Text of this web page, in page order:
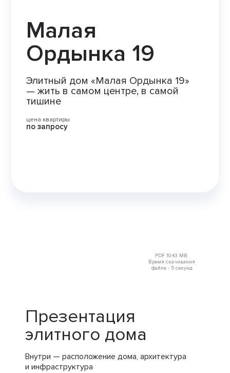
Малая
Ордынка 19
Элитный дом «Малая Ордынка 19»
— жить в самом центре, в самой
тишине
цена квартиры
по запросу
PDF 10.43 MB.
Время скачивания
файла - 5 секунд
Презентация
элитного дома
Внутри — расположение дома, архитектура
и инфраструктура